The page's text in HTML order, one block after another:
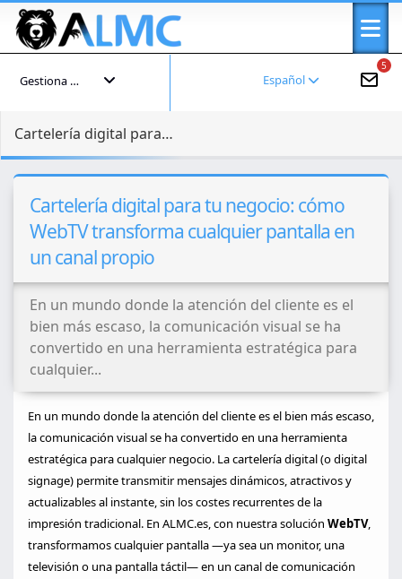
5
Español
Gestiona tu cuenta
Cartelería digital para tu negocio: cómo WebTV transforma cualquier pantalla en un canal propio
Cartelería digital para tu negocio: cómo
WebTV transforma cualquier pantalla en
un canal propio
En un mundo donde la atención del cliente es el
bien más escaso, la comunicación visual se ha
convertido en una herramienta estratégica para
cualquier...
En un mundo donde la atención del cliente es el bien más escaso,
la comunicación visual se ha convertido en una herramienta
estratégica para cualquier negocio. La cartelería digital (o digital
signage) permite transmitir mensajes dinámicos, atractivos y
actualizables al instante, sin los costes recurrentes de la
impresión tradicional. En ALMC.es, con nuestra solución WebTV,
transformamos cualquier pantalla —ya sea un monitor, una
televisión o una pantalla táctil— en un canal de comunicación